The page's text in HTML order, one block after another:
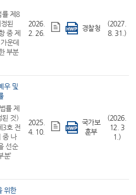
률 제8
된
중 제
운데
부분
2026.
2. 26.
경찰청
(2027.
8. 31.)
우 및
률 제
된 것)
3호 전
중 나
선순
분’
2025.
4. 10.
국가보
훈부
(2026.
12. 3
1.)
위한